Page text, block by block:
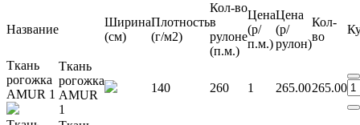
Название
Ширина
(см)
Плотность
(г/м2)
Кол-во
в
рулоне
(п.м.)
Цена
(р/
п.м.)
Цена
(р/
рулон)
Кол-
во
Ткань
рогожка
AMUR 1
Ткань
рогожка
AMUR
1
140 260 1 265.00265.00